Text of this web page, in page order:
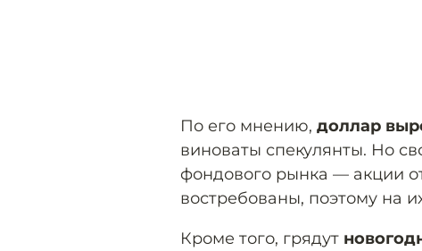
По его мнению, доллар
виноваты спекулянты. Но
фондового рынка — акции
востребованы, поэтому на
Кроме того, грядут